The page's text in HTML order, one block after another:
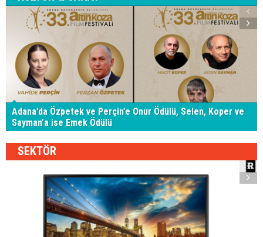
Adana’da Özpetek ve Perçin’e Onur Ödülü, Selen, Koper ve
Sayman’a ise Emek Ödülü
SEKTÖR